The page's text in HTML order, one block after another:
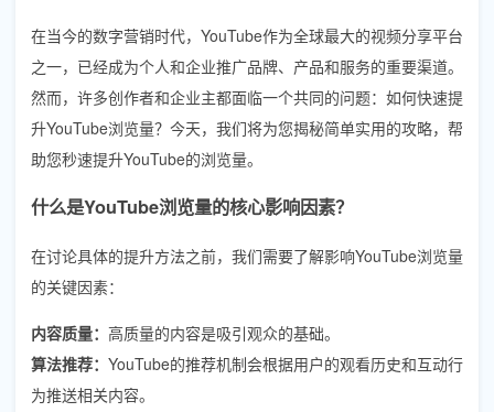
在当今的数字营销时代，YouTube作为全球最大的视频分享平台
之一，已经成为个人和企业推广品牌、产品和服务的重要渠道。
然而，许多创作者和企业主都面临一个共同的问题：如何快速提
升YouTube浏览量？今天，我们将为您揭秘简单实用的攻略，帮
助您秒速提升YouTube的浏览量。
什么是YouTube浏览量的核心影响因素？
在讨论具体的提升方法之前，我们需要了解影响YouTube浏览量
的关键因素：
内容质量： 高质量的内容是吸引观众的基础。
算法推荐： YouTube的推荐机制会根据用户的观看历史和互动行
为推送相关内容。